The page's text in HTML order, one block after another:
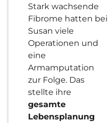
Stark wachsende
Fibrome hatten bei
Susan viele
Operationen und
eine
Armamputation
zur Folge. Das
stellte ihre
gesamte
Lebensplanung